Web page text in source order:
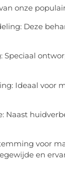
onze
Deze
Ideaal voor
Naast
voor
en